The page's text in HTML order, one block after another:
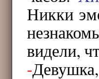
Никки
видели,
-